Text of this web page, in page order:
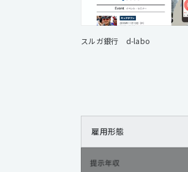
スルガ銀行 d-labo
雇用形態